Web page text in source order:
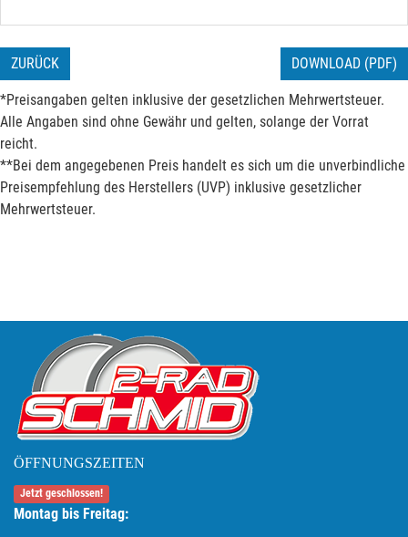
ZURÜCK DOWNLOAD (PDF)
*Preisangaben gelten inklusive der gesetzlichen Mehrwertsteuer.
Alle Angaben sind ohne Gewähr und gelten, solange der Vorrat
reicht.
**Bei dem angegebenen Preis handelt es sich um die unverbindliche
Preisempfehlung des Herstellers (UVP) inklusive gesetzlicher
Mehrwertsteuer.
ÖFFNUNGSZEITEN
Jetzt geschlossen!
Montag bis Freitag: